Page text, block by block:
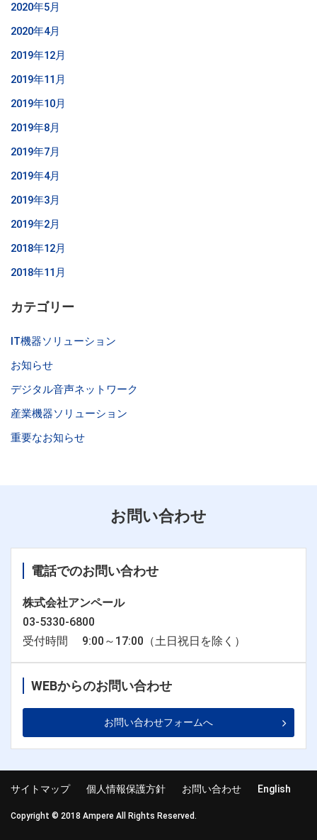
2020年5月
2020年4月
2019年12月
2019年11月
2019年10月
2019年8月
2019年7月
2019年4月
2019年3月
2019年2月
2018年12月
2018年11月
カテゴリー
IT機器ソリューション
お知らせ
デジタル音声ネットワーク
産業機器ソリューション
重要なお知らせ
お問い合わせ
電話でのお問い合わせ
株式会社アンペール
03-5330-6800
受付時間 9:00～17:00（土日祝日を除く）
WEBからのお問い合わせ
お問い合わせフォームへ
サイトマップ 個人情報保護方針 お問い合わせ English
Copyright © 2018 Ampere All Rights Reserved.